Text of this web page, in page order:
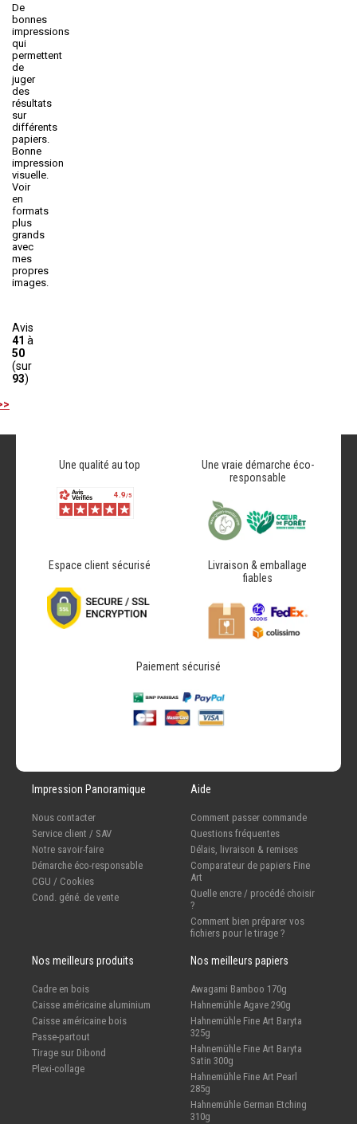
De
bonnes
impressions
qui
permettent
de
juger
des
résultats
sur
différents
papiers.
Bonne
impression
visuelle.
Voir
en
formats
plus
grands
avec
mes
propres
images.
Avis
41 à
50
(sur
93)
Une qualité au top
Une vraie démarche éco-
responsable
Espace client sécurisé
Livraison & emballage
fiables
Paiement sécurisé
Impression Panoramique
Nous contacter
Service client / SAV
Notre savoir-faire
Démarche éco-responsable
CGU / Cookies
Cond. géné. de vente
Aide
Comment passer commande
Questions fréquentes
Délais, livraison & remises
Comparateur de papiers Fine
Art
Quelle encre / procédé choisir
?
Comment bien préparer vos
fichiers pour le tirage ?
Nos meilleurs produits
Cadre en bois
Caisse américaine aluminium
Caisse américaine bois
Passe-partout
Tirage sur Dibond
Plexi-collage
Nos meilleurs papiers
Awagami Bamboo 170g
Hahnemühle Agave 290g
Hahnemühle Fine Art Baryta
325g
Hahnemühle Fine Art Baryta
Satin 300g
Hahnemühle Fine Art Pearl
285g
Hahnemühle German Etching
310g